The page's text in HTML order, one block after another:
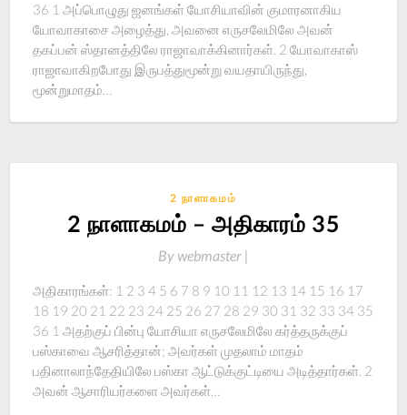
36 1 அப்பொழுது ஜனங்கள் யோசியாவின் குமாரனாகிய
யோவாகாசை அழைத்து, அவனை எருசலேமிலே அவன்
தகப்பன் ஸ்தானத்திலே ராஜாவாக்கினார்கள். 2 யோவாகாஸ்
ராஜாவாகிறபோது இருபத்துமூன்று வயதாயிருந்து,
மூன்றுமாதம்…
2 நாளாகமம்
2 நாளாகமம் – அதிகாரம் 35
By webmaster |
அதிகாரங்கள்: 1 2 3 4 5 6 7 8 9 10 11 12 13 14 15 16 17
18 19 20 21 22 23 24 25 26 27 28 29 30 31 32 33 34 35
36 1 அதற்குப் பின்பு யோசியா எருசலேமிலே கர்த்தருக்குப்
பஸ்காவை ஆசரித்தான்; அவர்கள் முதலாம் மாதம்
பதினாலாந்தேதியிலே பஸ்கா ஆட்டுக்குட்டியை அடித்தார்கள். 2
அவன் ஆசாரியர்களை அவர்கள்…